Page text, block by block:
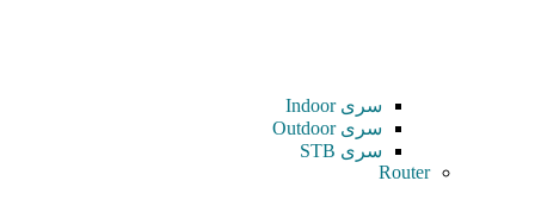
سری Indoor
سری Outdoor
سری STB
Router